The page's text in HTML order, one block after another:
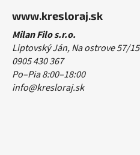
www.kresloraj.sk
Milan Filo s.r.o.
Liptovský Ján, Na ostrove 57/15
0905 430 367
Po–Pia 8:00–18:00
info@kresloraj.sk